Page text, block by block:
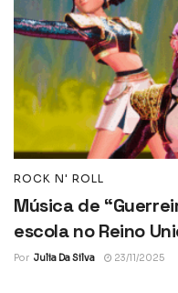
ROCK N' ROLL
Música de
escola no Reino
Por Julia Da Silva 23/11/2025